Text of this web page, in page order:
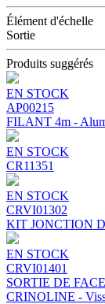
Élément d'échelle
Sortie
Produits suggérés
EN STOCK
AP00215
FILANT 4m -
EN STOCK
CR11351
EN STOCK
CRVI01302
KIT JONCTION
EN STOCK
CRVI01401
SORTIE DE
CRINOLINE -